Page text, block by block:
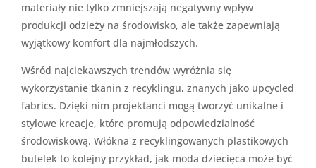
materiały nie tylko zmniejszają negatywny wpływ
produkcji odzieży na środowisko, ale także zapewniają
wyjątkowy komfort dla najmłodszych.
Wśród najciekawszych trendów wyróżnia się
wykorzystanie tkanin z recyklingu, znanych jako upcycled
fabrics. Dzięki nim projektanci mogą tworzyć unikalne i
stylowe kreacje, które promują odpowiedzialność
środowiskową. Włókna z recyklingowanych plastikowych
butelek to kolejny przykład, jak moda dziecięca może być